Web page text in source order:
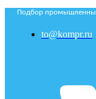
Подбор
to@kompr.ru